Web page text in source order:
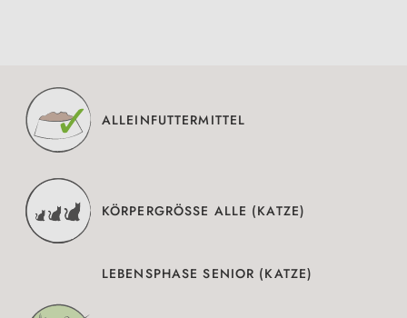
ALLEINFUTTERMITTEL
KÖRPERGRÖSSE ALLE (KATZE)
LEBENSPHASE SENIOR (KATZE)